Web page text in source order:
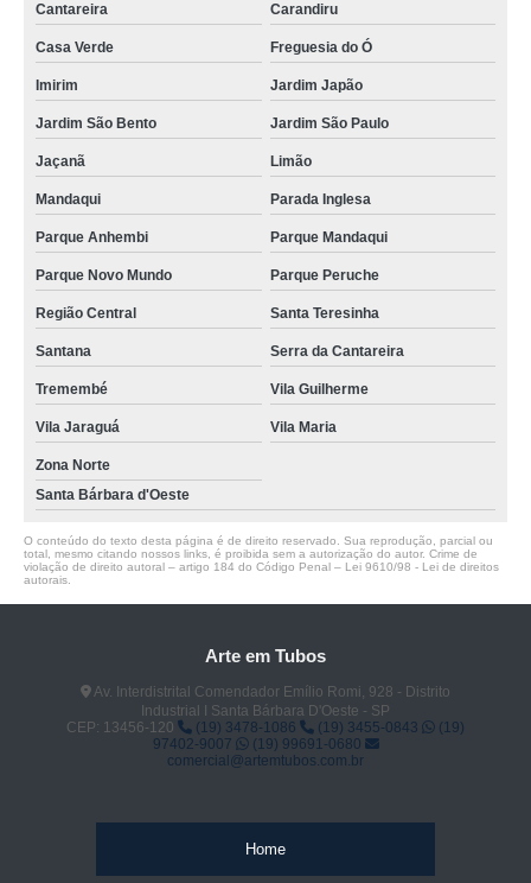
Cantareira
Carandiru
Casa Verde Freguesia do Ó
Imirim Jardim Japão
Jardim São Bento Jardim São Paulo
Jaçanã Limão
Mandaqui Parada Inglesa
Parque Anhembi Parque Mandaqui
Parque Novo Mundo Parque Peruche
Região Central Santa Teresinha
Santana Serra da Cantareira
Tremembé Vila Guilherme
Vila Jaraguá Vila Maria
Zona Norte
Santa Bárbara d'Oeste
O conteúdo do texto desta página é de direito reservado. Sua reprodução, parcial ou
total, mesmo citando nossos links, é proibida sem a autorização do autor. Crime de
violação de direito autoral – artigo 184 do Código Penal – Lei 9610/98 - Lei de direitos
autorais
Arte em Tubos
Av. Interdistrital Comendador Emílio Romi, 928 - Distrito
Industrial I Santa Bárbara D'Oeste - SP
CEP: 13456-120
(19) 3478-1086 (19) 3455-0843
(19)
97402-9007
(19) 99691-0680
comercial@artemtubos.com.br
Home